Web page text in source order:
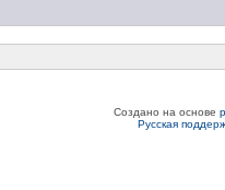
Создано на основе
Русская